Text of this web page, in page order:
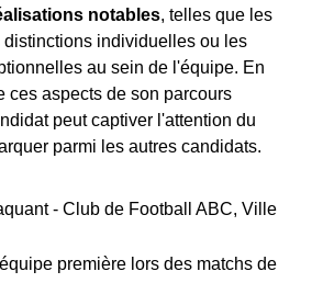
notables, telles que les
distinctions individuelles ou les
au sein de l'équipe. En
ces aspects de son parcours
peut captiver l'attention du
parmi les autres candidats.
- Club de Football ABC, Ville
première lors des matchs de